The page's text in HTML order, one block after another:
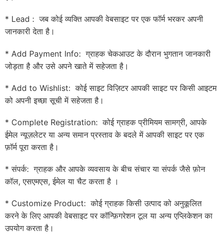
* Lead : जब कोई व्यक्ति आपकी वेबसाइट पर एक फॉर्म भरकर अपनी
जानकारी देता है।
* Add Payment Info: ग्राहक चेकआउट के दौरान भुगतान जानकारी
जोड़ता है और उसे अपने खाते में सहेजता है।
* Add to Wishlist: कोई साइट विज़िटर आपकी साइट पर किसी आइटम
को अपनी इच्छा सूची में सहेजता है।
* Complete Registration: कोई ग्राहक प्रीमियम सामग्री, आपके
ईमेल न्यूज़लेटर या अन्य समान प्रस्ताव के बदले में आपकी साइट पर एक
फ़ॉर्म पूरा करता है।
* संपर्क: ग्राहक और आपके व्यवसाय के बीच संचार या संपर्क जैसे फ़ोन
कॉल, एसएमएस, ईमेल या चैट करता है ।
* Customize Product: कोई ग्राहक किसी उत्पाद को अनुकूलित
करने के लिए आपकी वेबसाइट पर कॉन्फ़िगरेशन टूल या अन्य एप्लिकेशन का
उपयोग करता है।